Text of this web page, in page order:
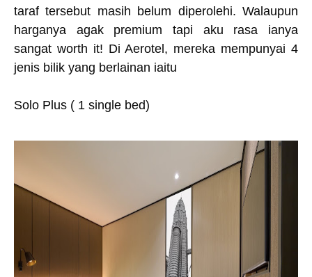
taraf tersebut masih belum diperolehi. Walaupun
harganya agak premium tapi aku rasa ianya
sangat worth it! Di Aerotel, mereka mempunyai 4
jenis bilik yang berlainan iaitu
Solo Plus ( 1 single bed)